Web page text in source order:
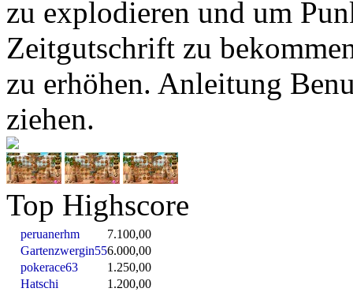
zu explodieren und um
Zeitgutschrift zu
zu erhöhen. Anleitung
ziehen.
Top Highscore
peruanerhm
7.100,00
Gartenzwergin556.000,00
pokerace63
1.250,00
Hatschi
1.200,00